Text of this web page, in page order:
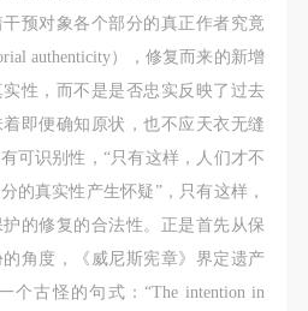
预对象各个部分的真正作者究竟
authenticity），修复而来的新增
性，而不是是否忠实反映了过去
即便确知原状，也不应天衣无缝
可识别性，“只有这样，人们才不
的真实性产生怀疑”，只有这样，
的修复的合法性。正是首先从保
角度，《威尼斯宪章》界定遗产
个古怪的句式：“The intention in